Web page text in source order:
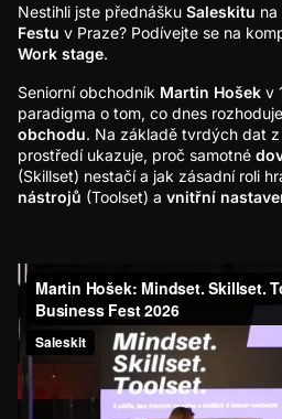
Nestihli jste přednášku Saleskitu na
Festu v Praze? Podívejte se na
Work stage.
Seniorní obchodník Martin Hošek v
paradigma o tom, co dnes
obchodu. Na základě tvrdých dat
prostředí ukazuje, proč samotné
(Skillset) nestačí a jak zásadní roli
nástrojů (Toolset) a vnitřní